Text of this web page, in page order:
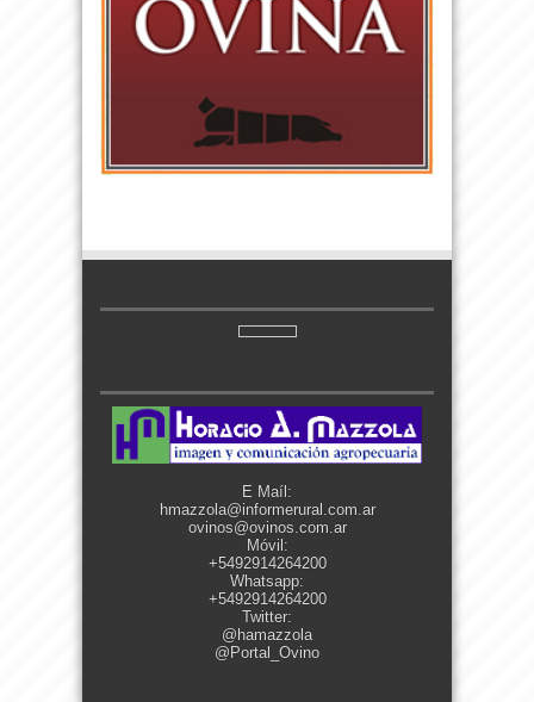
E Maíl:
hmazzola@informerural.com.ar
ovinos@ovinos.com.ar
Móvil:
+5492914264200
Whatsapp:
+5492914264200
Twitter:
@hamazzola
@Portal_Ovino